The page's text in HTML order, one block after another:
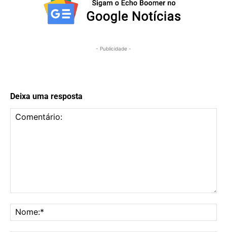
- Publicidade -
Deixa uma resposta